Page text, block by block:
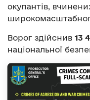
окупантів,
Ворог здійснив 13
національної